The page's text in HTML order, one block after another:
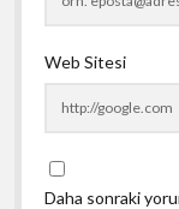
Web Sitesi
Daha sonraki